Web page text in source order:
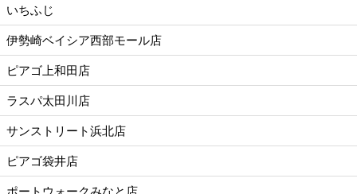
いちふじ
伊勢崎ベイシア西部モール店
ピアゴ上和田店
ラスパ太田川店
サンストリート浜北店
ピアゴ袋井店
ポートウォークみなと店